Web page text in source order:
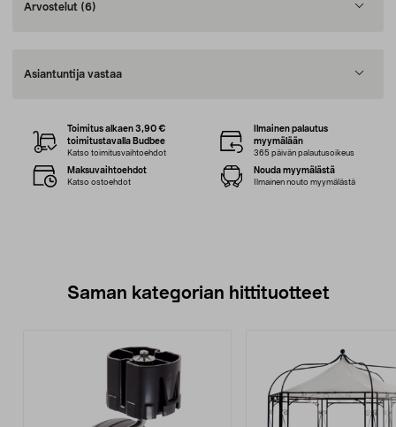
Arvostelut (6)
Asiantuntija vastaa
Toimitus alkaen 3,90 €
toimitustavalla Budbee
Katso toimitusvaihtoehdot
Ilmainen palautus
myymälään
365 päivän palautusoikeus
Maksuvaihtoehdot
Katso ostoehdot
Nouda myymälästä
Ilmainen nouto myymälästä
Saman kategorian hittituotteet